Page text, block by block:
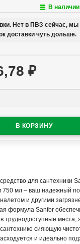
В наличии
Нет в ПВЗ сейчас, мы
доставки чуть дольше.
₽
для сантехники
750 мл – ваш надежный
и другими
формула Sanfor
труднодоступные
сияющую
и идеально